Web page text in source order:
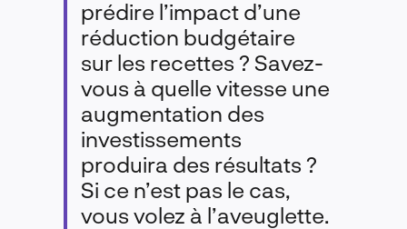
prédire l’impact d’une
réduction budgétaire
sur les recettes ? Savez-
vous à quelle vitesse une
augmentation des
investissements
produira des résultats ?
Si ce n’est pas le cas,
vous volez à l’aveuglette.